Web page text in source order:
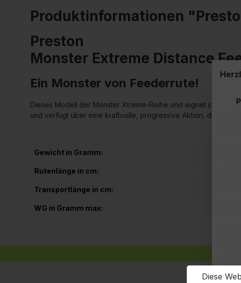
Produktinformationen
Preston
Monster Extreme Distance
Ein Monster von Feederrute!
Dieses Modell der Monster Xtreme-Reihe und eignet sich
und verfügt über eine kraftvolle, progressive Aktion, die es
Gewicht in Gramm:
Rutenlänge in cm:
Transportlänge in cm:
WG in Gramm max:
Diese